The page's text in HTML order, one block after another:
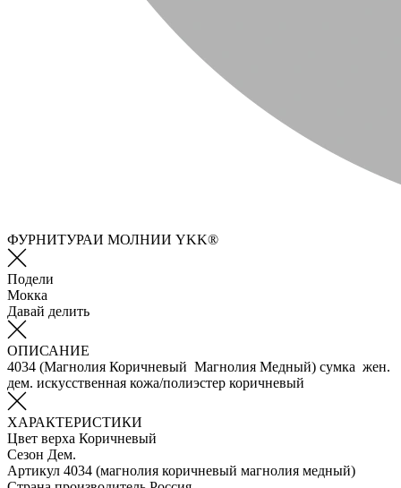
ФУРНИТУРАИ МОЛНИИ YKK®
Подели
Мокка
Давай делить
ОПИСАНИЕ
4034 (Магнолия Коричневый Магнолия Медный) сумка жен.
дем. искусственная кожа/полиэстер коричневый
ХАРАКТЕРИСТИКИ
Цвет верха Коричневый
Сезон Дем.
Артикул 4034 (магнолия коричневый магнолия медный)